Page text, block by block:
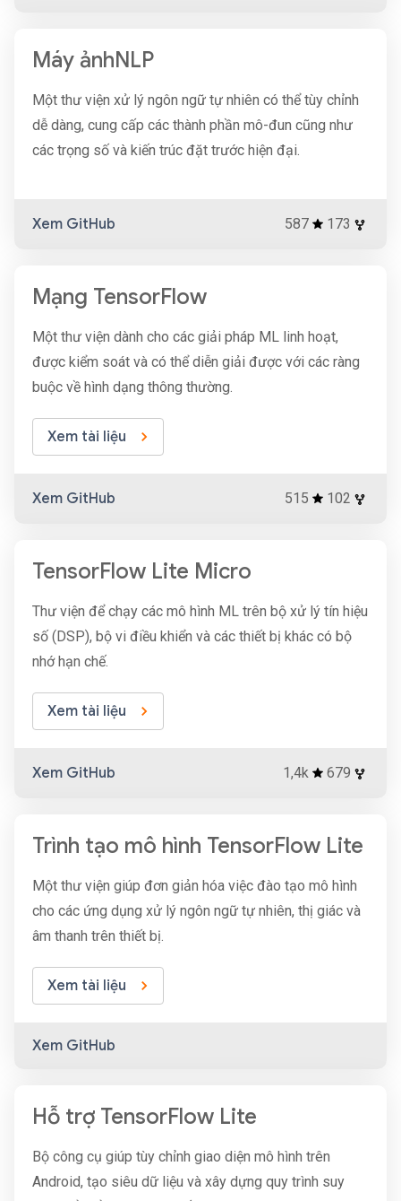
Máy ảnhNLP
Một thư viện xử lý ngôn ngữ tự nhiên có thể tùy chỉnh
dễ dàng, cung cấp các thành phần mô-đun cũng như
các trọng số và kiến ​​trúc đặt trước hiện đại.
Xem GitHub 587 173
Mạng TensorFlow
Một thư viện dành cho các giải pháp ML linh hoạt,
được kiểm soát và có thể diễn giải được với các ràng
buộc về hình dạng thông thường.
Xem tài liệu
Xem GitHub 515 102
TensorFlow Lite Micro
Thư viện để chạy các mô hình ML trên bộ xử lý tín hiệu
số (DSP), bộ vi điều khiển và các thiết bị khác có bộ
nhớ hạn chế.
Xem tài liệu
Xem GitHub 1,4k 679
Trình tạo mô hình TensorFlow Lite
Một thư viện giúp đơn giản hóa việc đào tạo mô hình
cho các ứng dụng xử lý ngôn ngữ tự nhiên, thị giác và
âm thanh trên thiết bị.
Xem tài liệu
Xem GitHub
Hỗ trợ TensorFlow Lite
Bộ công cụ giúp tùy chỉnh giao diện mô hình trên
Android, tạo siêu dữ liệu và xây dựng quy trình suy